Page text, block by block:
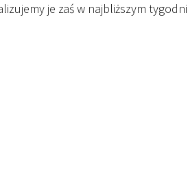
je zaś w najbliższym